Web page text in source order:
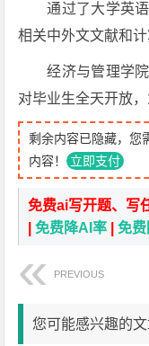
通过了大学英
相关中外文文献和计
经济与管理学
对毕业生全天开放
剩余内容已隐藏，您
内容！ 立即支付
免费ai写开题、写
|免费降AI率 |免
PREVIOUS
您可能感兴趣的